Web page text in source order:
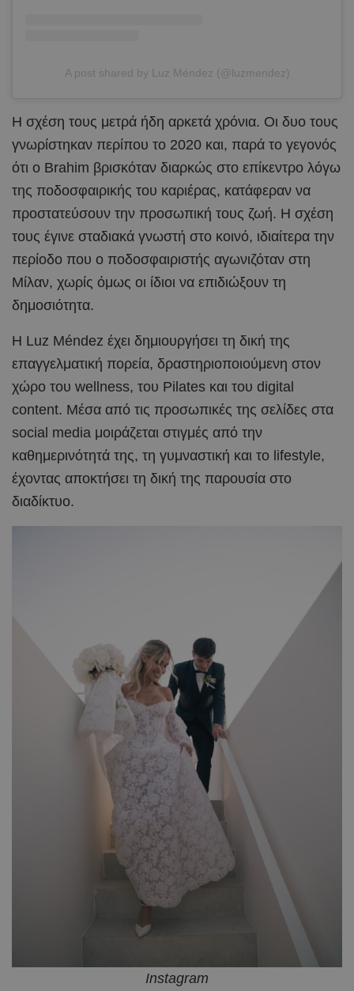
A post shared by Luz Méndez (@luzmendez)
Η σχέση τους μετρά ήδη αρκετά χρόνια. Οι δυο τους
γνωρίστηκαν περίπου το 2020 και, παρά το γεγονός
ότι ο Brahim βρισκόταν διαρκώς στο επίκεντρο λόγω
της ποδοσφαιρικής του καριέρας, κατάφεραν να
προστατεύσουν την προσωπική τους ζωή. Η σχέση
τους έγινε σταδιακά γνωστή στο κοινό, ιδιαίτερα την
περίοδο που ο ποδοσφαιριστής αγωνιζόταν στη
Μίλαν, χωρίς όμως οι ίδιοι να επιδιώξουν τη
δημοσιότητα.
Η Luz Méndez έχει δημιουργήσει τη δική της
επαγγελματική πορεία, δραστηριοποιούμενη στον
χώρο του wellness, του Pilates και του digital
content. Μέσα από τις προσωπικές της σελίδες στα
social media μοιράζεται στιγμές από την
καθημερινότητά της, τη γυμναστική και το lifestyle,
έχοντας αποκτήσει τη δική της παρουσία στο
διαδίκτυο.
Instagram